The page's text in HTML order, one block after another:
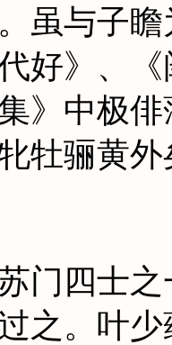
虽与子
好》、
》中极
牡骊黄外
四士之
之。叶